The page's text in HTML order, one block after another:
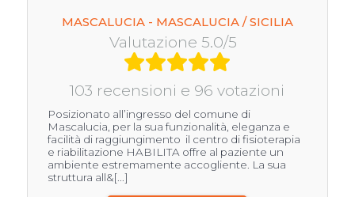
MASCALUCIA - MASCALUCIA / SICILIA
Valutazione 5.0/5
103 recensioni e 96 votazioni
Posizionato all’ingresso del comune di
Mascalucia, per la sua funzionalità, eleganza e
facilità di raggiungimento il centro di fisioterapia
e riabilitazione HABILITA offre al paziente un
ambiente estremamente accogliente. La sua
struttura all&[...]